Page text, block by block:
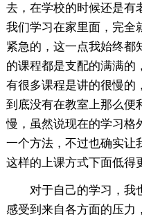
去，在学校的时候还是有
我们学习在家里面，完全
紧急的，这一点我始终都
的课程都是支配的满满的
有很多课程是讲的很慢的
到底没有在教室上那么便
慢，虽然说现在的学习格
一个方法，不过也确实让
这样的上课方式下面低得
对于自己的学习，我
感受到来自各方面的压力